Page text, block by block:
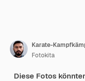
Karate-
Fotokita
Diese Fotos